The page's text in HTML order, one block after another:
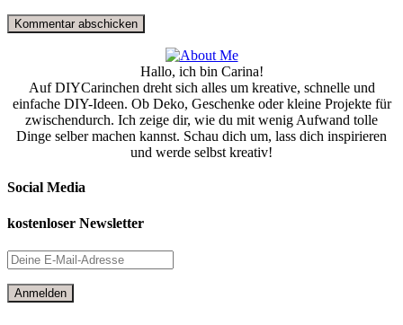
Hallo, ich bin Carina!
Auf DIYCarinchen dreht sich alles um kreative, schnelle und
einfache DIY-Ideen. Ob Deko, Geschenke oder kleine Projekte für
zwischendurch. Ich zeige dir, wie du mit wenig Aufwand tolle
Dinge selber machen kannst. Schau dich um, lass dich inspirieren
und werde selbst kreativ!
Social Media
kostenloser Newsletter